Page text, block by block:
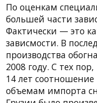
По оценкам
большей части
Фактически — это
зависмости. В
производства
2008 году. С тех
14 лет соотношение
объемам импорта